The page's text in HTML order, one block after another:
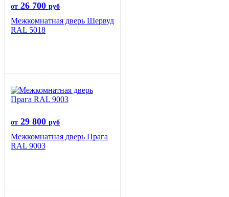
от 26 700 руб
Межкомнатная дверь Шервуд
RAL 5018
от 29 800 руб
Межкомнатная дверь Прага
RAL 9003